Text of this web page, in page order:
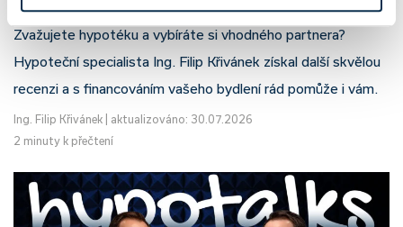
Zvažujete hypotéku a vybíráte si vhodného partnera?
Hypoteční specialista Ing. Filip Křivánek získal další skvělou
recenzi a s financováním vašeho bydlení rád pomůže i vám.
Ing. Filip Křivánek
aktualizováno: 30.07.2026
2 minuty k přečtení